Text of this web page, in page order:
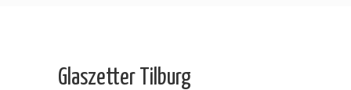
Glaszetter Tilburg